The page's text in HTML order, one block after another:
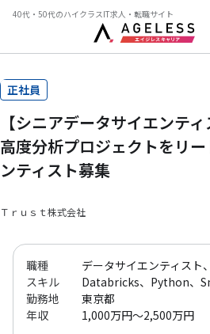
40代・50代のハイクラスIT求人・転職サイト
正社員
【シニアデータサイエンテ
高度分析プロジェクトをリ
ンティスト募集
Ｔｒｕｓｔ株式会社
職種
データサイエンティスト
スキル
Databricks、Python、
勤務地
東京都
年収
1,000万円～2,500万円